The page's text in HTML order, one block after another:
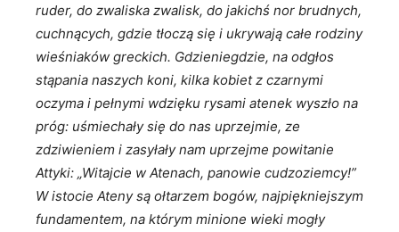
ruder, do zwaliska zwalisk, do jakichś nor brudnych,
cuchnących, gdzie tłoczą się i ukrywają całe rodziny
wieśniaków greckich. Gdzieniegdzie, na odgłos
stąpania naszych koni, kilka kobiet z czarnymi
oczyma i pełnymi wdzięku rysami atenek wyszło na
próg: uśmiechały się do nas uprzejmie, ze
zdziwieniem i zasyłały nam uprzejme powitanie
Attyki: „Witajcie w Atenach, panowie cudzoziemcy!”
W istocie Ateny są ołtarzem bogów, najpiękniejszym
fundamentem, na którym minione wieki mogły